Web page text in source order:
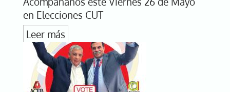
en Elecciones CUT
Leer más